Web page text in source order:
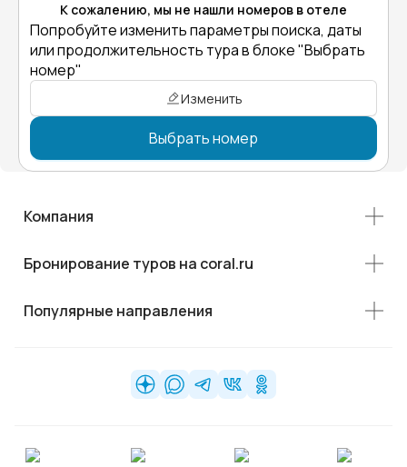
К сожалению, мы не нашли номеров в отеле
Попробуйте изменить параметры поиска, даты
или продолжительность тура в блоке "Выбрать
номер"
Изменить
Выбрать номер
Компания
Бронирование туров на coral.ru
Популярные направления